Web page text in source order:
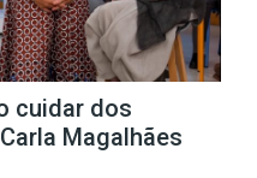
cuidar dos
Magalhães